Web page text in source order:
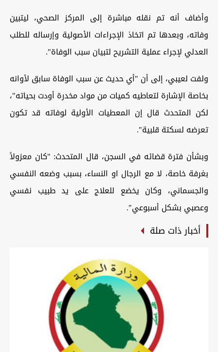
وأضاف أنه تم نقله مباشرة إلى المركز الصحي، ليتبين
وفاته، وبعدها تم اتخاذ الإجراءات الأصولية وإرساله للطلب
العدلي لإجراء عملية التشريح لتبيان سبب الوفاة".
ولفت لعيبي، إلى أن "أي حديث عن سبب الوفاة سابق لأوانه
بخاصة الإشارة لتعاطيه كميات من مواد مخدرة أودت بحياته"،
لكن المتحدث قال إن المعطيات الأولية لوفاته قد تكون
تعرضه لسكتة قلبية".
وبشأن فترة قضائه في السجن، قال المتحدث: "كان معزولاً
بغرفة خاصة، لا مع الرجال او النساء، بسبب وضعه النفسي
والجسماني، وكان يخضع للعلاج على يد طبيب نفسي
وعصبي بشكل أسبوعي".
أخبار ذات صلة